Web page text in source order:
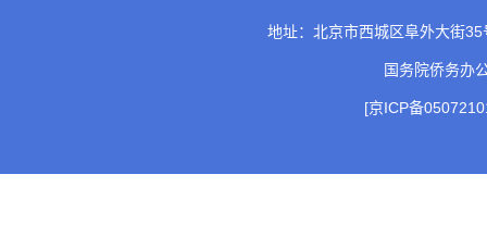
地址：北京市西城区阜外大街
国务院侨务
[京ICP备